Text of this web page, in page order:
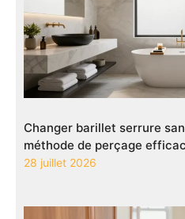
Changer barillet serrure
méthode de perçage
28 juillet 2026